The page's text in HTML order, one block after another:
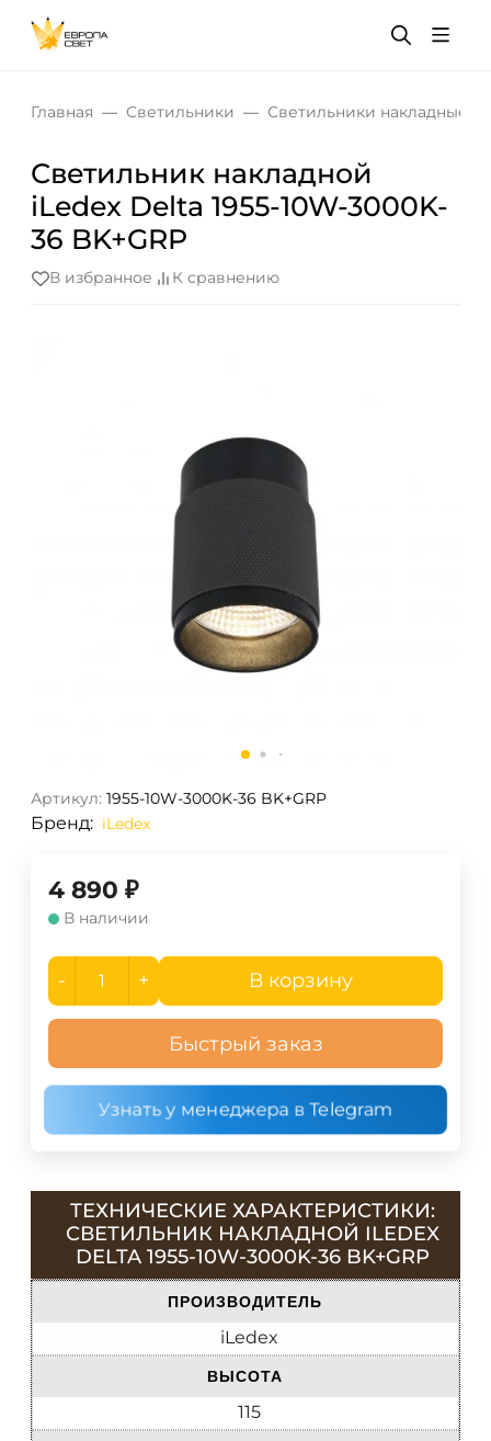
Главная Светильники Светильники накладные
Светильник накладной
iLedex Delta 1955-10W-3000K-
36 BK+GRP
В избранное К сравнению
Артикул: 1955-10W-3000K-36 BK+GRP
Бренд: iLedex
4 890 ₽
В наличии
- + В корзину
Быстрый заказ
Узнать у менеджера в Telegram
ТЕХНИЧЕСКИЕ ХАРАКТЕРИСТИКИ:
СВЕТИЛЬНИК НАКЛАДНОЙ ILEDEX
DELTA 1955-10W-3000K-36 BK+GRP
ПРОИЗВОДИТЕЛЬ
iLedex
ВЫСОТА
115